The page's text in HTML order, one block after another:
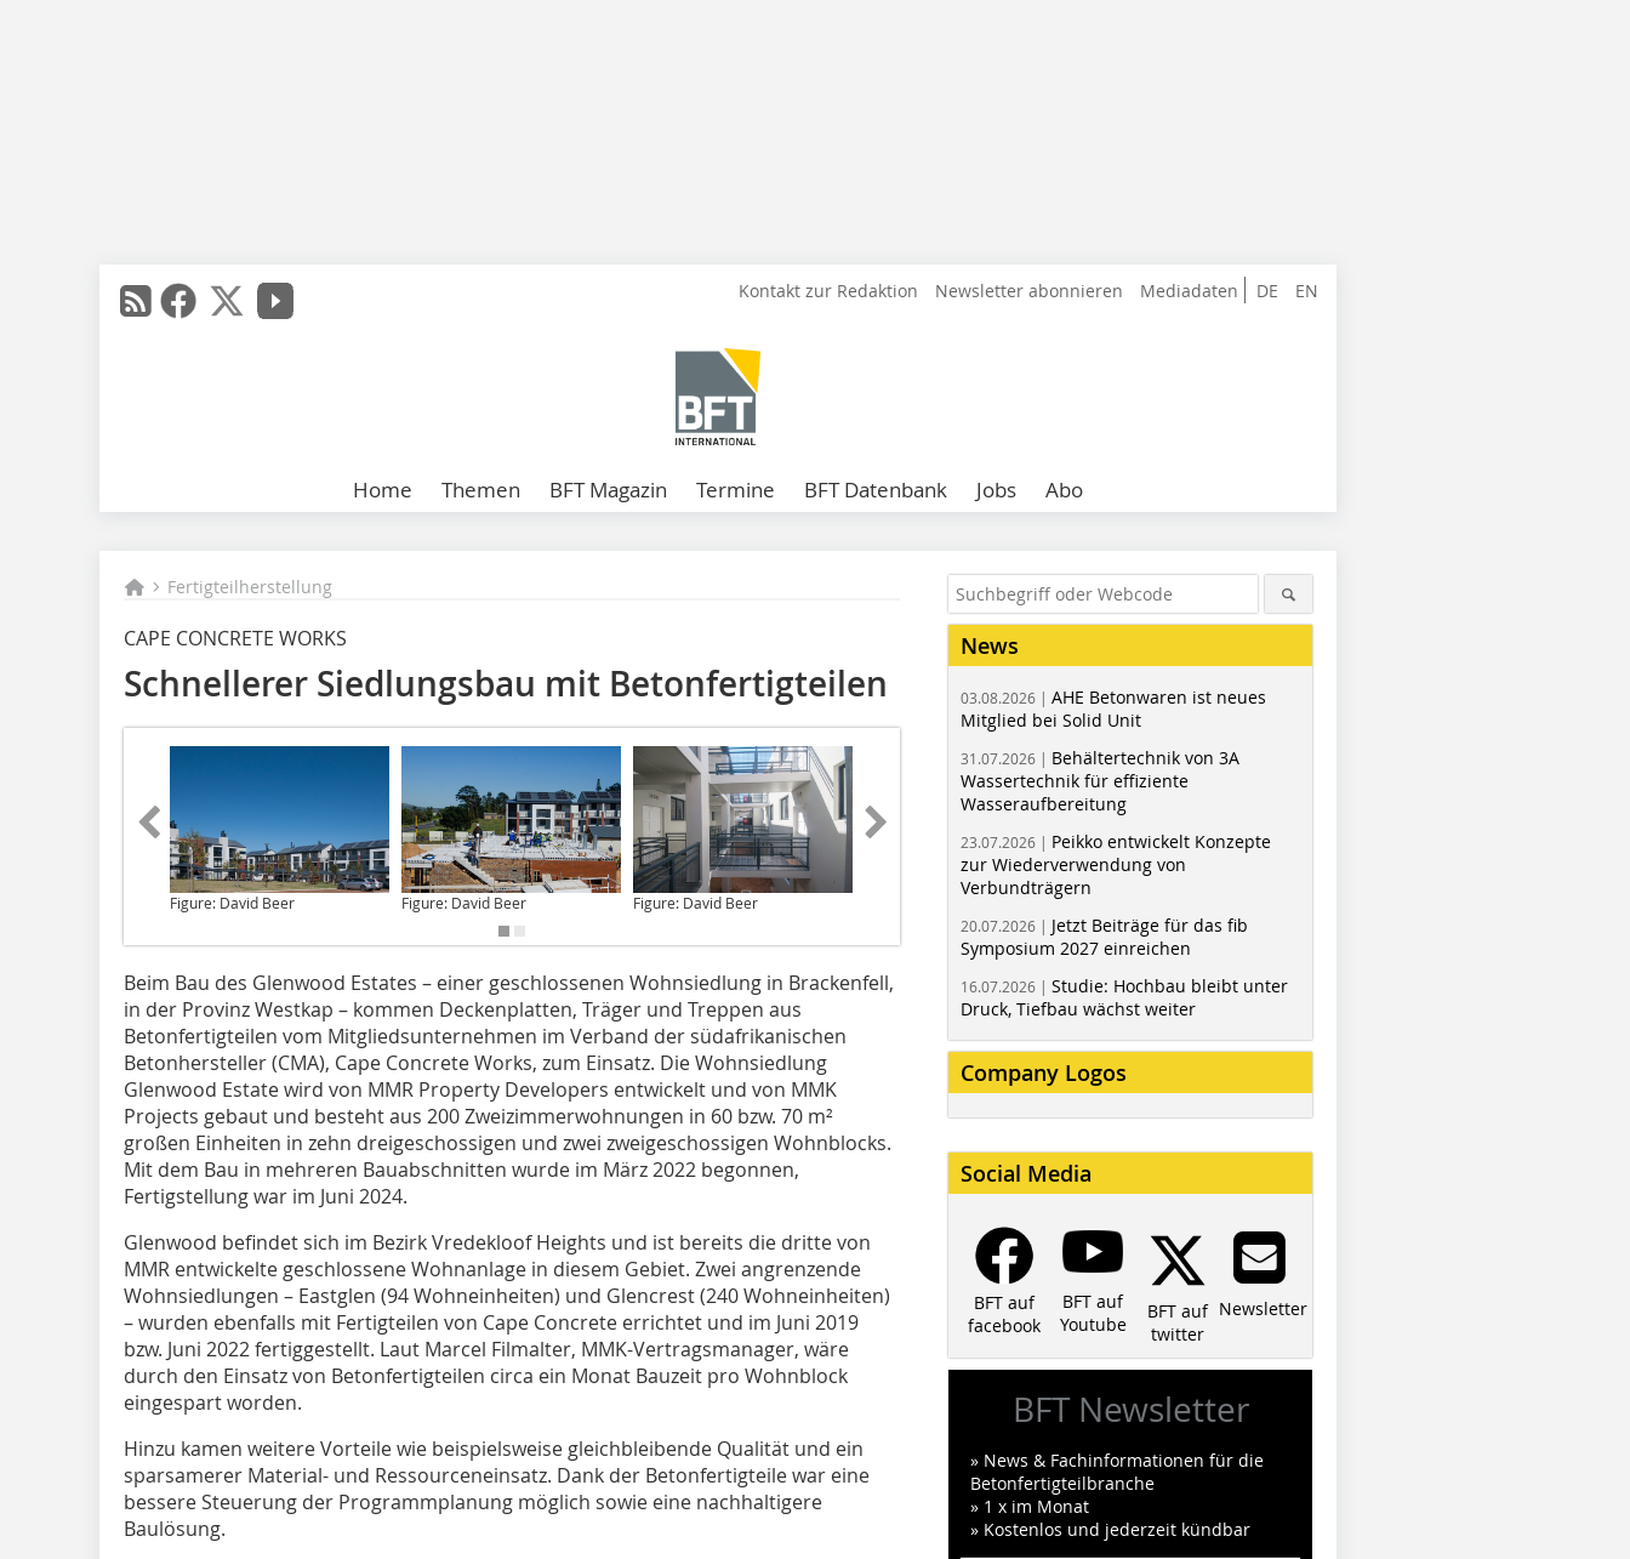
DE EN
Kontakt zur Redaktion Newsletter abonnieren Mediadaten
Home Themen BFT Magazin Termine BFT Datenbank Jobs Abo
Fertigteilherstellung
CAPE CONCRETE WORKS
Schnellerer Siedlungsbau mit Betonfertigteilen
Figure: David Beer Figure: David Beer Figure: David Beer
Beim Bau des Glenwood Estates – einer geschlossenen Wohnsiedlung in Brackenfell,
in der Provinz Westkap – kommen Deckenplatten, Träger und Treppen aus
Betonfertigteilen vom Mitgliedsunternehmen im Verband der südafrikanischen
Betonhersteller (CMA), Cape Concrete Works, zum Einsatz. Die Wohnsiedlung
Glenwood Estate wird von MMR Property Developers entwickelt und von MMK
Projects gebaut und besteht aus 200 Zweizimmerwohnungen in 60 bzw. 70 m²
großen Einheiten in zehn dreigeschossigen und zwei zweigeschossigen Wohnblocks.
Mit dem Bau in mehreren Bauabschnitten wurde im März 2022 begonnen,
Fertigstellung war im Juni 2024.
Glenwood befindet sich im Bezirk Vredekloof Heights und ist bereits die dritte von
MMR entwickelte geschlossene Wohnanlage in diesem Gebiet. Zwei angrenzende
Wohnsiedlungen – Eastglen (94 Wohneinheiten) und Glencrest (240 Wohneinheiten)
– wurden ebenfalls mit Fertigteilen von Cape Concrete errichtet und im Juni 2019
bzw. Juni 2022 fertiggestellt. Laut Marcel Filmalter, MMK-Vertragsmanager, wäre
durch den Einsatz von Betonfertigteilen circa ein Monat Bauzeit pro Wohnblock
eingespart worden.
Hinzu kamen weitere Vorteile wie beispielsweise gleichbleibende Qualität und ein
sparsamerer Material- und Ressourceneinsatz. Dank der Betonfertigteile war eine
bessere Steuerung der Programmplanung möglich sowie eine nachhaltigere
Baulösung.
News
03.08.2026 | AHE Betonwaren ist neues
Mitglied bei Solid Unit
31.07.2026 | Behältertechnik von 3A
Wassertechnik für effiziente
Wasseraufbereitung
23.07.2026 | Peikko entwickelt Konzepte
zur Wiederverwendung von
Verbundträgern
20.07.2026 | Jetzt Beiträge für das fib
Symposium 2027 einreichen
16.07.2026 | Studie: Hochbau bleibt unter
Druck, Tiefbau wächst weiter
Company Logos
Social Media
BFT auf
facebook
BFT auf
Youtube
BFT auf
twitter
Newsletter
BFT Newsletter
» News & Fachinformationen für die
Betonfertigteilbranche
» 1 x im Monat
» Kostenlos und jederzeit kündbar